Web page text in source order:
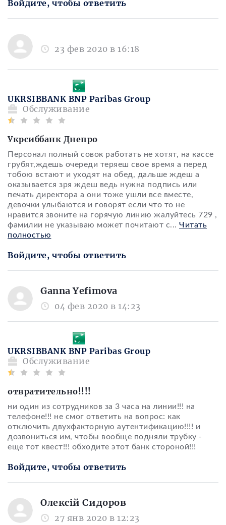
Войдите, чтобы ответить
23 фев 2020 в 16:18
Обслуживание
UKRSIBBANK BNP Paribas Group
Укрсиббанк Днепро
Персонал полный совок работать не хотят, на кассе
грубят,ждешь очереди теряеш свое время а перед
тобою встают и уходят на обед, дальше ждеш а
оказывается зря ждеш ведь нужна подпись или
печать директора а они тоже ушли все вместе,
девочки улыбаются и говорят если что то не
нравится звоните на горячую линию жалуйтесь 729 ,
фамилии не указываю может почитают с... Читать
полностью
Войдите, чтобы ответить
Ganna Yefimova
04 фев 2020 в 14:23
Обслуживание
UKRSIBBANK BNP Paribas Group
отвратительно!!!!
ни один из сотрудников за 3 часа на линии!!! на
телефоне!!! не смог ответить на вопрос: как
отключить двухфакторную аутентификацию!!!! и
дозвониться им, чтобы вообще подняли трубку -
еще тот квест!!! обходите этот банк стороной!!!
Войдите, чтобы ответить
Олексій Сидоров
27 янв 2020 в 12:23